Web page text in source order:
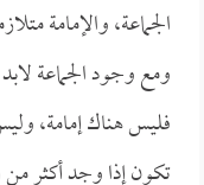
الجماعة، والإمامة
ومع وجود الجماعة
فليس هناك إمامة،
تكون إذا وجد أكثر